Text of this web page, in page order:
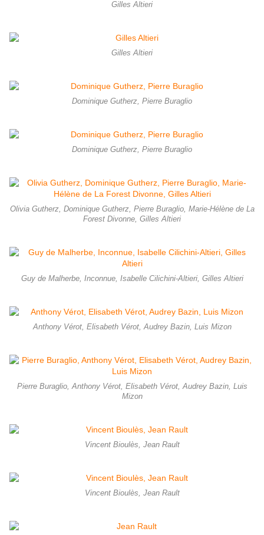
Gilles Altieri
Gilles Altieri
Dominique Gutherz, Pierre Buraglio
Dominique Gutherz, Pierre Buraglio
Olivia Gutherz, Dominique Gutherz, Pierre Buraglio, Marie-Hélène de La
Forest Divonne, Gilles Altieri
Guy de Malherbe, Inconnue, Isabelle Cilichini-Altieri, Gilles Altieri
Anthony Vérot, Elisabeth Vérot, Audrey Bazin, Luis Mizon
Pierre Buraglio, Anthony Vérot, Elisabeth Vérot, Audrey Bazin, Luis
Mizon
Vincent Bioulès, Jean Rault
Vincent Bioulès, Jean Rault